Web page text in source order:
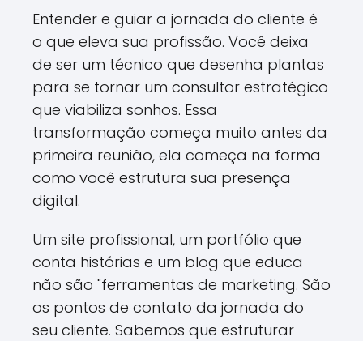
Entender e guiar a jornada do cliente é
o que eleva sua profissão. Você deixa
de ser um técnico que desenha plantas
para se tornar um consultor estratégico
que viabiliza sonhos. Essa
transformação começa muito antes da
primeira reunião, ela começa na forma
como você estrutura sua presença
digital.
Um site profissional, um portfólio que
conta histórias e um blog que educa
não são "ferramentas de marketing. São
os pontos de contato da jornada do
seu cliente. Sabemos que estruturar